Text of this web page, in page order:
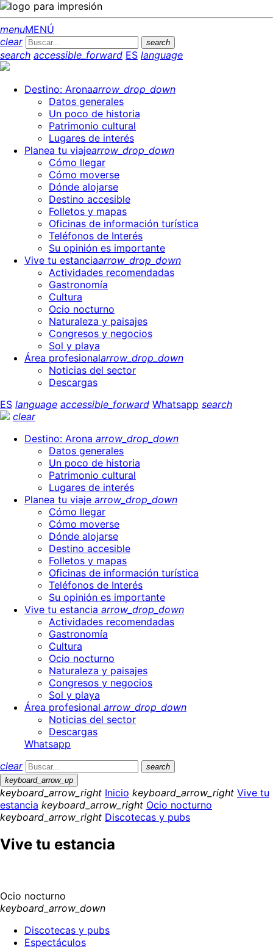
menuMENÚ
clear
search
search accessible_forward ES language
Destino: Aronaarrow_drop_down
Datos generales
Un poco de historia
Patrimonio cultural
Lugares de interés
Planea tu viajearrow_drop_down
Cómo llegar
Cómo moverse
Dónde alojarse
Destino accesible
Folletos y mapas
Oficinas de información turística
Teléfonos de Interés
Su opinión es importante
Vive tu estanciaarrow_drop_down
Actividades recomendadas
Gastronomía
Cultura
Ocio nocturno
Naturaleza y paisajes
Congresos y negocios
Sol y playa
Área profesionalarrow_drop_down
Noticias del sector
Descargas
ES language accessible_forward Whatsapp search
clear
Destino: Arona arrow_drop_down
Datos generales
Un poco de historia
Patrimonio cultural
Lugares de interés
Planea tu viaje arrow_drop_down
Cómo llegar
Cómo moverse
Dónde alojarse
Destino accesible
Folletos y mapas
Oficinas de información turística
Teléfonos de Interés
Su opinión es importante
Vive tu estancia arrow_drop_down
Actividades recomendadas
Gastronomía
Cultura
Ocio nocturno
Naturaleza y paisajes
Congresos y negocios
Sol y playa
Área profesional arrow_drop_down
Noticias del sector
Descargas
Whatsapp
clear
search
keyboard_arrow_up
keyboard_arrow_right Inicio keyboard_arrow_right Vive tu
estancia keyboard_arrow_right Ocio nocturno
keyboard_arrow_right Discotecas y pubs
Vive tu estancia
Ocio nocturno
keyboard_arrow_down
Discotecas y pubs
Espectáculos